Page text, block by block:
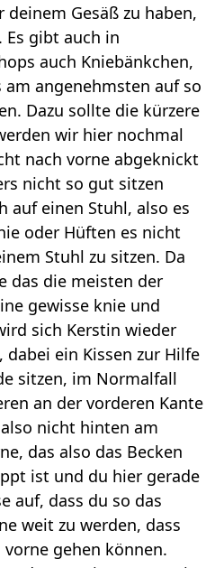
deinem Gesäß zu haben,
Es gibt auch in
auch Kniebänkchen,
angenehmsten auf so
Dazu sollte die kürzere
wir hier nochmal
nach vorne abgeknickt
nicht so gut sitzen
auf einen Stuhl, also es
oder Hüften es nicht
Stuhl zu sitzen. Da
das die meisten der
gewisse knie und
sich Kerstin wieder
ein Kissen zur Hilfe
sitzen, im Normalfall
an der vorderen Kante
nicht hinten am
das also das Becken
ist und du hier gerade
auf, dass du so das
weit zu werden, dass
gehen können.